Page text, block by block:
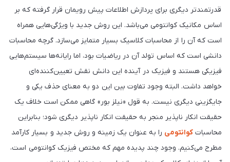
قدرتمندتر دیگری برای پردازش اطلاعات پیش رویمان قرار گرفته که بر
اساس مکانیک کوانتومی می‌باشد. این روش جدید با ویژگی‌هایی همراه
است که آن را از محاسبات کلاسیک بسیار متمایز می‌سازد. گرچه محاسبات
دانشی است که اساس تولد آن در ریاضیات بود، اما رایانه‌ها سیستم‌هایی
فیزیکی هستند و فیزیک در آینده این دانش نقش تعیین‌کننده‌ای
خواهد داشت. البته وجود تفاوت بین این دو به معنای حذف یکی و
جایگزینی دیگری نیست. به قول «نیلز بور» گاهی ممکن است خلاف یک
حقیقت انکار ناپذیر منجر به حقیقت انکار ناپذیر دیگری شود؛ بنابراین
محاسبات کوانتومی را به عنوان یک زمینه و روش جدید و بسیار کارآمد
مطرح می‌کنیم. وجود چند پدیده مهم که مختص فیزیک کوانتومی است،